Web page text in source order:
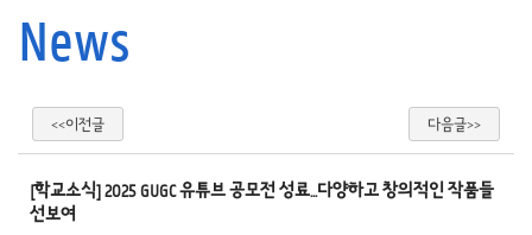
News
<<이전글 다음글>>
[학교소식] 2025 GUGC 유튜브 공모전 성료...다양하고 창의적인 작품들
선보여